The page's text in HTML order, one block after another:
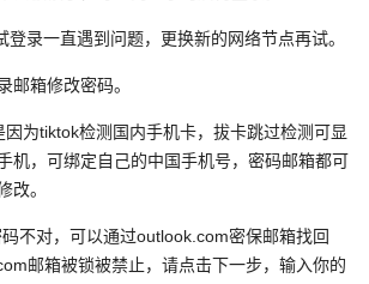
登录一直遇到问题，更换新的网络节点再试。
邮箱修改密码。
为tiktok检测国内手机卡，拔卡跳过检测可显
机，可绑定自己的中国手机号，密码邮箱都可
改。
不对，可以通过outlook.com密保邮箱找回
邮箱被锁被禁止，请点击下一步，输入你的